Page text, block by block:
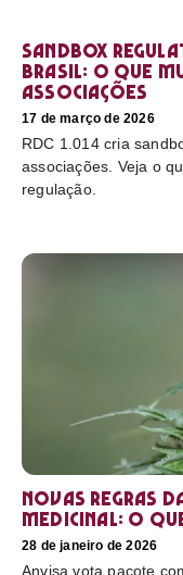
Sandbox
Brasil: o que
associações
17 de março de 2026
RDC 1.014 cria
associações. Veja o
regulação.
Novas regras
medicinal: o
28 de janeiro de 2026
Anvisa vota pacote